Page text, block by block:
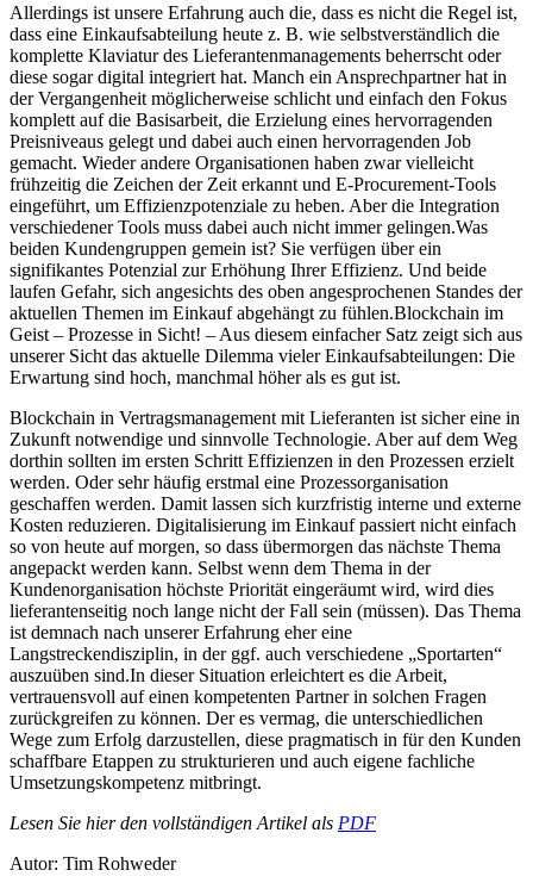
Allerdings ist unsere Erfahrung auch die, dass es nicht die Regel ist,
dass eine Einkaufsabteilung heute z. B. wie selbstverständlich die
komplette Klaviatur des Lieferantenmanagements beherrscht oder
diese sogar digital integriert hat. Manch ein Ansprechpartner hat in
der Vergangenheit möglicherweise schlicht und einfach den Fokus
komplett auf die Basisarbeit, die Erzielung eines hervorragenden
Preisniveaus gelegt und dabei auch einen hervorragenden Job
gemacht. Wieder andere Organisationen haben zwar vielleicht
frühzeitig die Zeichen der Zeit erkannt und E-Procurement-Tools
eingeführt, um Effizienzpotenziale zu heben. Aber die Integration
verschiedener Tools muss dabei auch nicht immer gelingen.Was
beiden Kundengruppen gemein ist? Sie verfügen über ein
signifikantes Potenzial zur Erhöhung Ihrer Effizienz. Und beide
laufen Gefahr, sich angesichts des oben angesprochenen Standes der
aktuellen Themen im Einkauf abgehängt zu fühlen.Blockchain im
Geist – Prozesse in Sicht! – Aus diesem einfacher Satz zeigt sich aus
unserer Sicht das aktuelle Dilemma vieler Einkaufsabteilungen: Die
Erwartung sind hoch, manchmal höher als es gut ist.
Blockchain in Vertragsmanagement mit Lieferanten ist sicher eine in
Zukunft notwendige und sinnvolle Technologie. Aber auf dem Weg
dorthin sollten im ersten Schritt Effizienzen in den Prozessen erzielt
werden. Oder sehr häufig erstmal eine Prozessorganisation
geschaffen werden. Damit lassen sich kurzfristig interne und externe
Kosten reduzieren. Digitalisierung im Einkauf passiert nicht einfach
so von heute auf morgen, so dass übermorgen das nächste Thema
angepackt werden kann. Selbst wenn dem Thema in der
Kundenorganisation höchste Priorität eingeräumt wird, wird dies
lieferantenseitig noch lange nicht der Fall sein (müssen). Das Thema
ist demnach nach unserer Erfahrung eher eine
Langstreckendisziplin, in der ggf. auch verschiedene „Sportarten“
auszuüben sind.In dieser Situation erleichtert es die Arbeit,
vertrauensvoll auf einen kompetenten Partner in solchen Fragen
zurückgreifen zu können. Der es vermag, die unterschiedlichen
Wege zum Erfolg darzustellen, diese pragmatisch in für den Kunden
schaffbare Etappen zu strukturieren und auch eigene fachliche
Umsetzungskompetenz mitbringt.
Lesen Sie hier den vollständigen Artikel als PDF
Autor: Tim Rohweder